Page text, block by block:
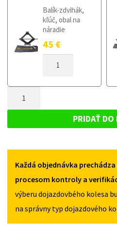
Balík-zdvihák,
kľúč, obal na
náradie
45 €
DOJAZDOVÉ
BMW
F22/F23
2014
BMW
OD
2014
125/80R17
PRIDAŤ
Každá objednávka
procesom kontroly a
výberu dojazdovbého kolesa
na správny typ dojazdového